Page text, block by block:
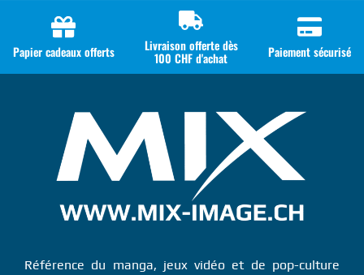
Papier cadeaux offerts Livraison offerte dès
100 CHF d'achat Paiement sécurisé
Référence du manga, jeux vidéo et de pop-culture